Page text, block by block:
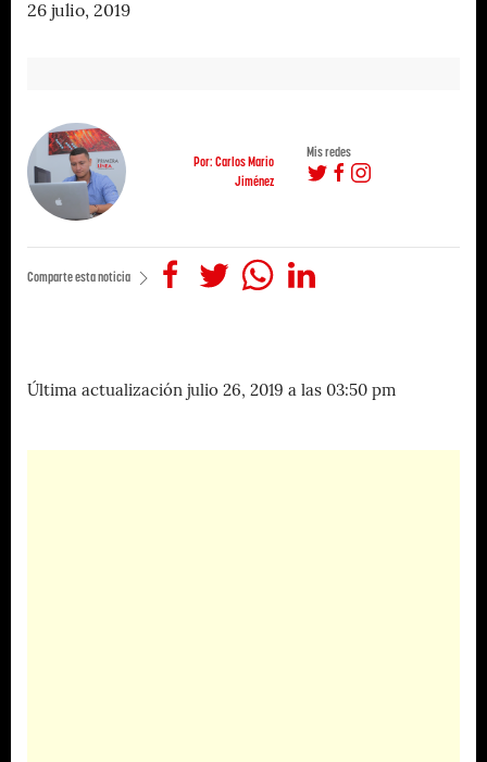
26 julio, 2019
Por: Carlos Mario
Jiménez
Mis redes
Comparte esta noticia
Última actualización julio 26, 2019 a las 03:50 pm